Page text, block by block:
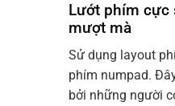
Lướt phím cực
mượt mà
Sử dụng layout
phím numpad.
bởi những người